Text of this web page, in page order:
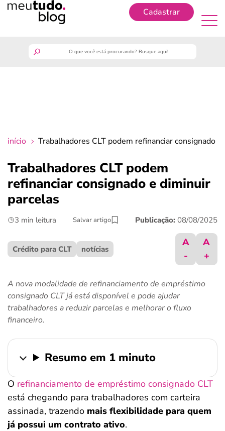
Cadastrar
crédito fácil
início Trabalhadores CLT podem refinanciar consignado
Trabalhadores CLT podem
refinanciar consignado e diminuir
parcelas
3 min leitura Salvar artigo Publicação: 08/08/2025
Crédito para CLT notícias
A
-
A
+
A nova modalidade de refinanciamento de empréstimo
consignado CLT já está disponível e pode ajudar
trabalhadores a reduzir parcelas e melhorar o fluxo
financeiro.
Resumo em 1 minuto
O refinanciamento de empréstimo consignado CLT
está chegando para trabalhadores com carteira
assinada, trazendo mais flexibilidade para quem
já possui um contrato ativo.